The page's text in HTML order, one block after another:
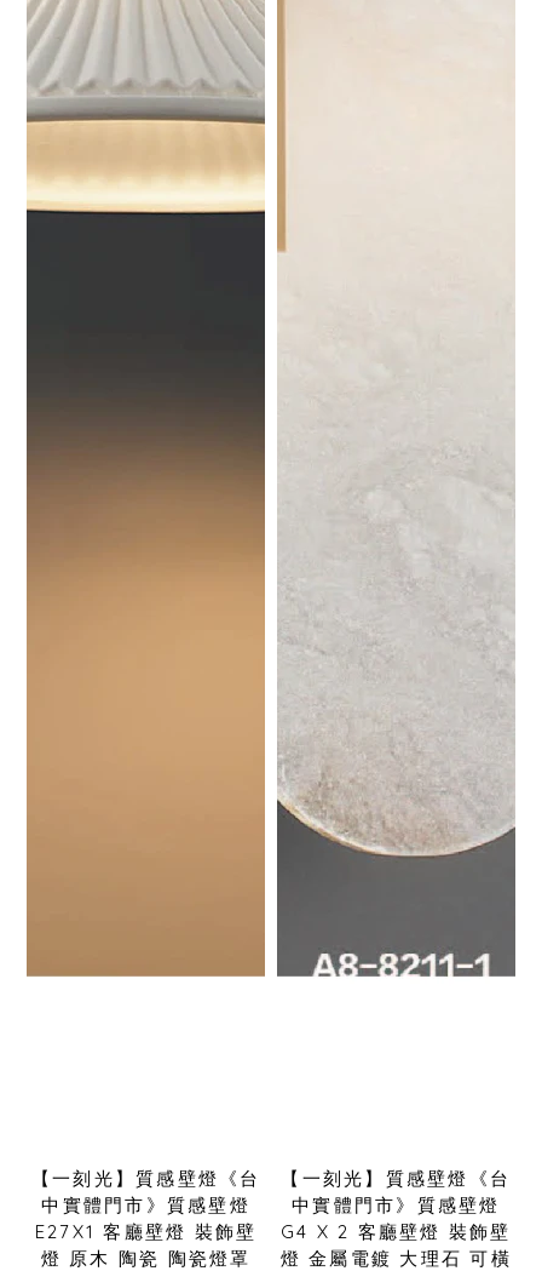
【一刻光】質感壁燈《台
中實體門市》質感壁燈
E27X1 客廳壁燈 裝飾壁
燈 原木 陶瓷 陶瓷燈罩
【一刻光】質感壁燈《台
中實體門市》質感壁燈
G4 X 2 客廳壁燈 裝飾壁
燈 金屬電鍍 大理石 可橫